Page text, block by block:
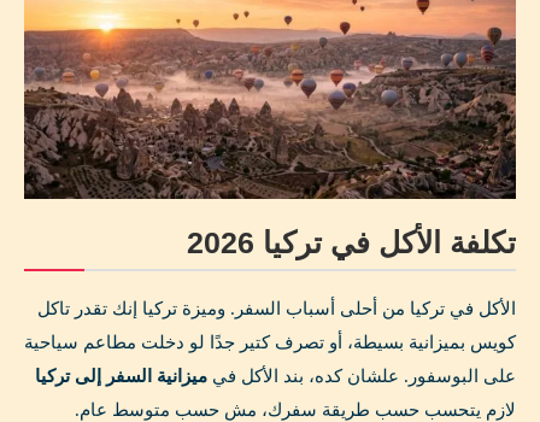
تكلفة الأكل في تركيا 2026
الأكل في تركيا من أحلى أسباب السفر. وميزة تركيا إنك تقدر تاكل
كويس بميزانية بسيطة، أو تصرف كتير جدًا لو دخلت مطاعم سياحية
على البوسفور. علشان كده، بند الأكل في ميزانية السفر إلى تركيا
لازم يتحسب حسب طريقة سفرك، مش حسب متوسط عام.